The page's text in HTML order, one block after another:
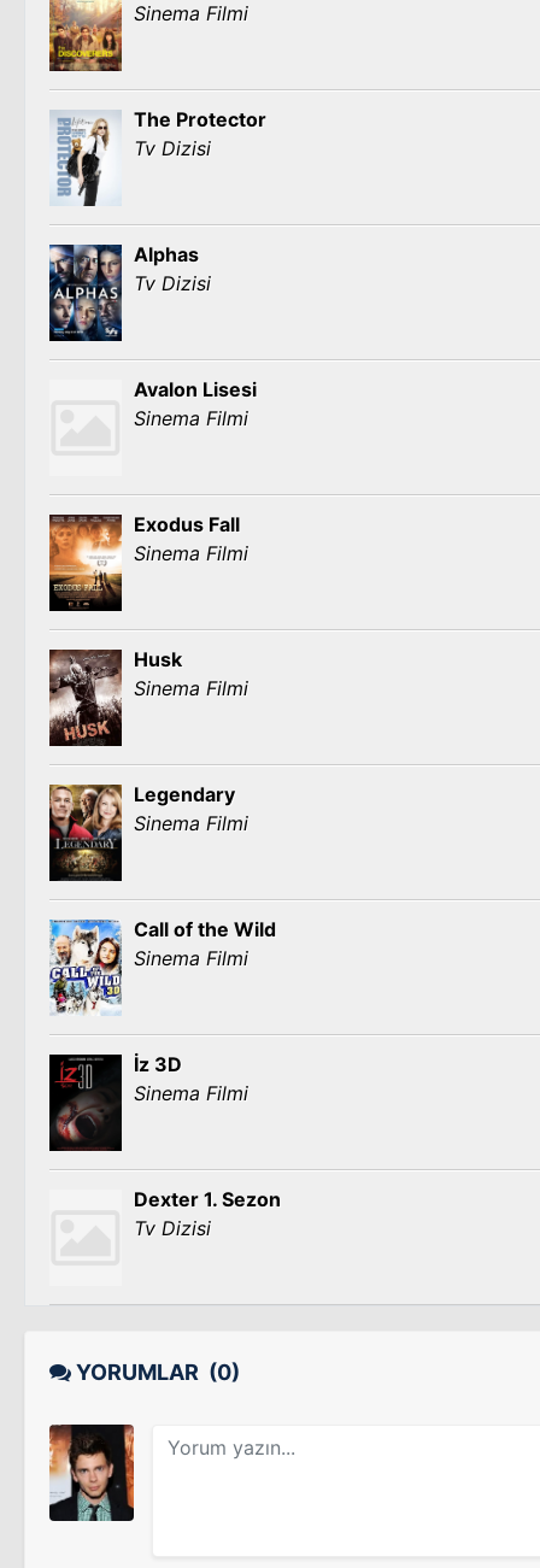
Sinema Filmi
The Protector
Tv Dizisi
Alphas
Tv Dizisi
Avalon Lisesi
Sinema Filmi
Exodus Fall
Sinema Filmi
Husk
Sinema Filmi
Legendary
Sinema Filmi
Call of the Wild
Sinema Filmi
İz 3D
Sinema Filmi
Dexter 1. Sezon
Tv Dizisi
YORUMLAR (0)